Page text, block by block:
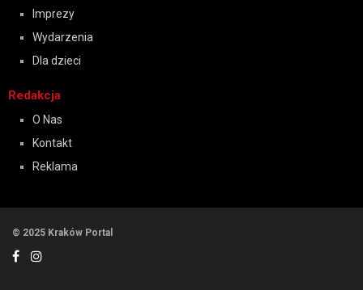
Imprezy
Wydarzenia
Dla dzieci
Redakcja
O Nas
Kontakt
Reklama
© 2025 Kraków Portal